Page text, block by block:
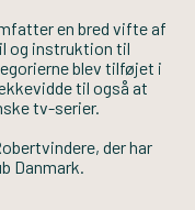
en bred vifte af
og instruktion til
blev tilføjet i
til også at
tv-serier.
der har
Danmark.